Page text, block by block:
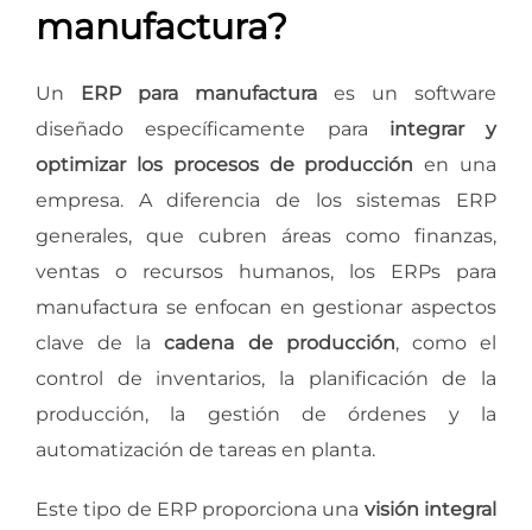
manufactura?
Un ERP para manufactura es un software
diseñado específicamente para integrar y
optimizar los procesos de producción en una
empresa. A diferencia de los sistemas ERP
generales, que cubren áreas como finanzas,
ventas o recursos humanos, los ERPs para
manufactura se enfocan en gestionar aspectos
clave de lacadena de producción, como el
control de inventarios, la planificación de la
producción, la gestión de órdenes y la
automatización de tareas en planta.
Este tipo de ERP proporciona una visión integral